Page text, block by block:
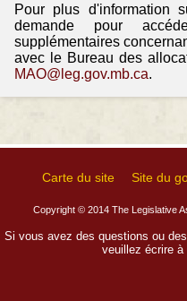
Pour plus d'information
demande pour
supplémentaires
avec le Bureau des
MAO@leg.gov.mb.ca.
Carte du site Site du
Copyright © 2014 The Legislative
Si vous avez des questions ou
veuillez écrire à